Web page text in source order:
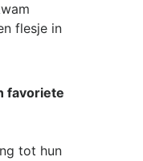
flesje in
favoriete
tot hun